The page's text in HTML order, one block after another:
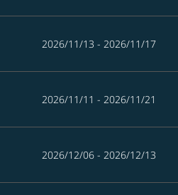
2026/11/13 - 2026/11/17
2026/11/11 - 2026/11/21
2026/12/06 - 2026/12/13